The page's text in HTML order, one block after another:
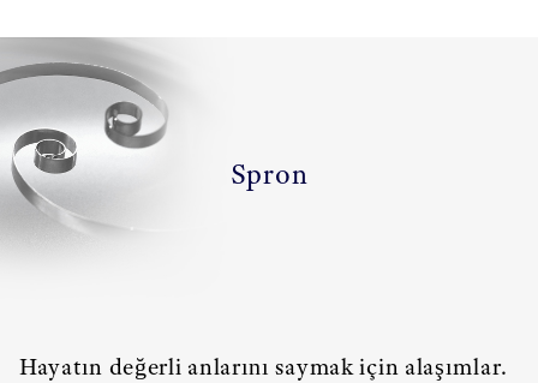
Spron
Hayatın değerli anlarını saymak için alaşımlar.